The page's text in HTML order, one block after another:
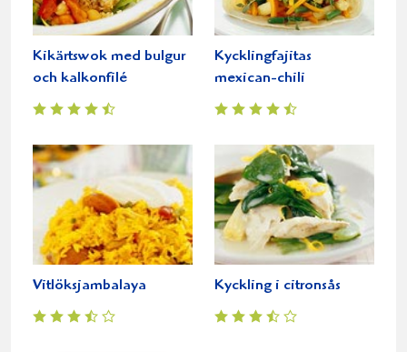
Kikärtswok med bulgur
och kalkonfilé
Kycklingfajitas
mexican-chili
Vitlöksjambalaya Kyckling i citronsås